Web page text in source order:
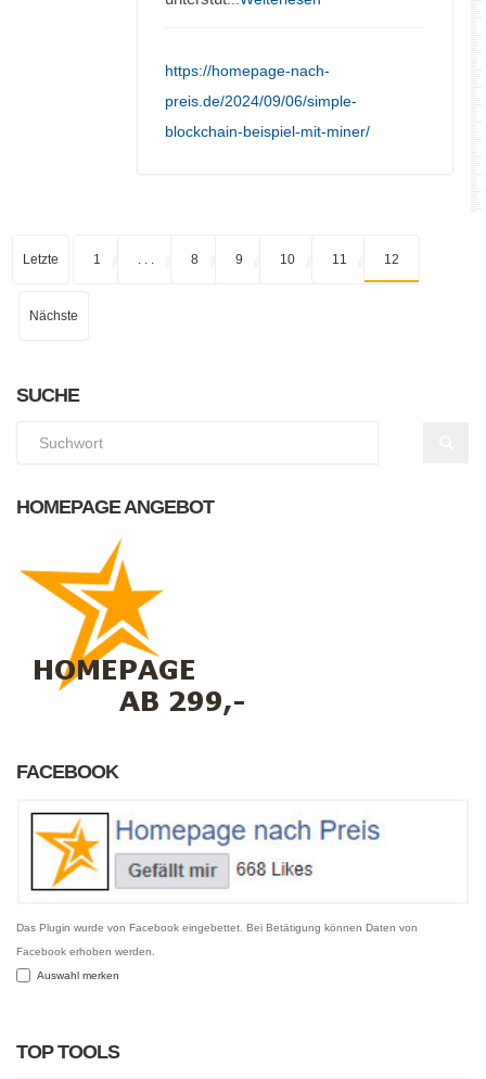
https://homepage-nach-
preis.de/2024/09/06/simple-
blockchain-beispiel-mit-miner/
Letzte 1 8 9 10 11 12
Nächste
SUCHE
HOMEPAGE ANGEBOT
FACEBOOK
Das Plugin wurde von Facebook eingebettet. Bei Betätigung können Daten von
Facebook erhoben werden.
Auswahl merken
TOP TOOLS